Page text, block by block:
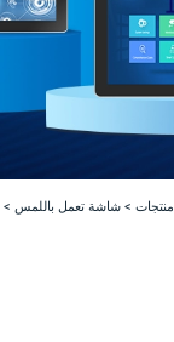
منتجات >شاشة تعمل باللمس >